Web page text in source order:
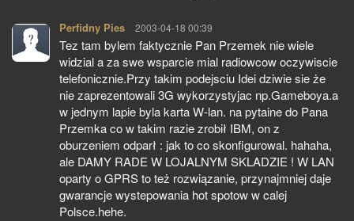
Perfidny Pies pisze:
2003-04-18 00:39
Tez tam bylem faktycznie Pan Przemek nie wiele
widzial a za swe wsparcie mial radiowcow oczywiscie
telefonicznie.Przy takim podejsciu Idei dziwie sie że
nie zaprezentowali 3G wykorzystyjac np.Gameboya.a
w jednym lapie byla karta W-lan. na pytaine do Pana
Przemka co w takim razie zrobił IBM, on z
oburzeniem odparł : jak to co skonfigurowal. hahaha,
ale DAMY RADE W LOJALNYM SKLADZIE ! W LAN
oparty o GPRS to też rozwiązanie, przynajmniej daje
gwarancje wystepowania hot spotow w calej
Polsce.hehe.